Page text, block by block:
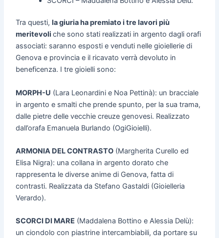
Tra questi, la giuria ha premiato i tre lavori più
meritevoliche sono stati realizzati in argento dagli orafi
associati: saranno esposti e venduti nelle gioiellerie di
Genova e provincia e il ricavato verrà devoluto in
beneficenza. I tre gioielli sono:
MORPH-U (Lara Leonardini e Noa Pettinà): un bracciale
in argento e smalti che prende spunto, per la sua trama,
dalle pietre delle vecchie creuze genovesi. Realizzato
dall’orafa Emanuela Burlando (OgiGioielli).
ARMONIA DEL CONTRASTO (Margherita Curello ed
Elisa Nigra): una collana in argento dorato che
rappresenta le diverse anime di Genova, fatta di
contrasti. Realizzata da Stefano Gastaldi (Gioielleria
Verardo).
SCORCI DI MARE (Maddalena Bottino e Alessia Delù):
un ciondolo con piastrine intercambiabili, da portare su